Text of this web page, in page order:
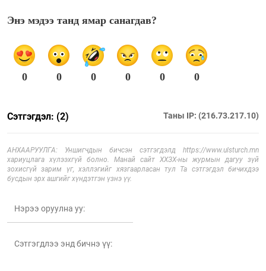
Энэ мэдээ танд ямар санагдав?
0 0 0 0 0 0
Сэтгэгдэл: (2) Таны IP: (216.73.217.10)
АНХААРУУЛГА: Уншигчдын бичсэн сэтгэгдэлд https://www.ulsturch.mn
хариуцлага хүлээхгүй болно. Манай сайт ХХЗХ-ны журмын дагуу зүй
зохисгүй зарим үг, хэллэгийг хязгаарласан тул Та сэтгэгдэл бичихдээ
бусдын эрх ашгийг хүндэтгэн үзнэ үү.